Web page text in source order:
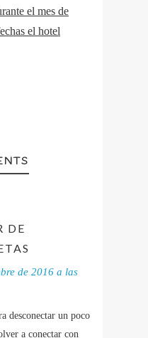
el mes de
el hotel
DE
de 2016 a las
desconectar un poco
a conectar con